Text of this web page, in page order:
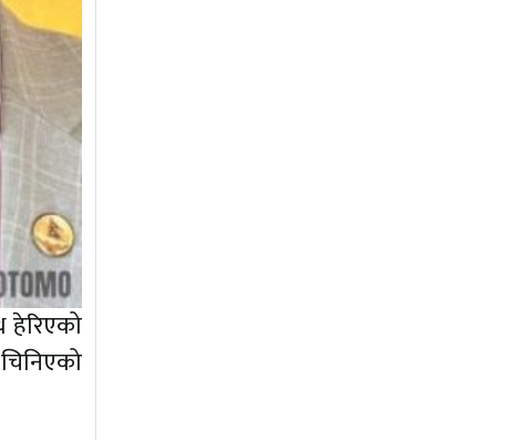
हेरिएको